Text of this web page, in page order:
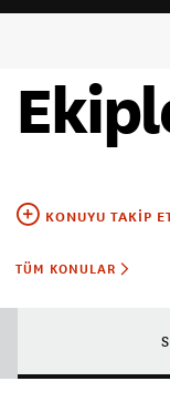
KONUYU TAKIP
TÜM KONULAR